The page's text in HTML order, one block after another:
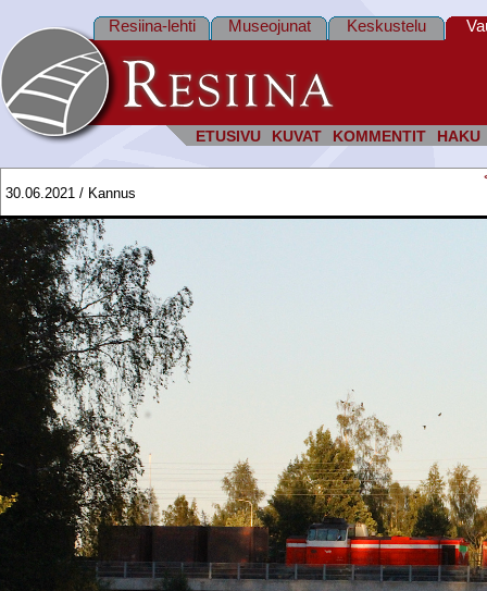
ETUSIVU KUVAT KOMMENTIT HAKU
Resiina-lehti Museojunat Keskustelu
30.06.2021 / Kannus